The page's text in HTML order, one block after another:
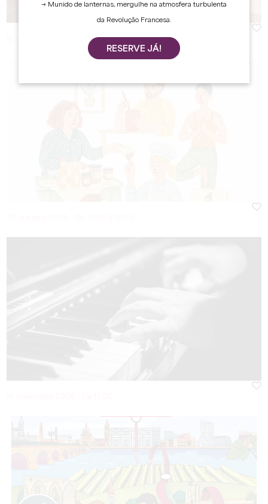
→ Munido de lanternas, mergulhe na atmosfera turbulenta
da Revolução Francesa.
RESERVE JÁ!